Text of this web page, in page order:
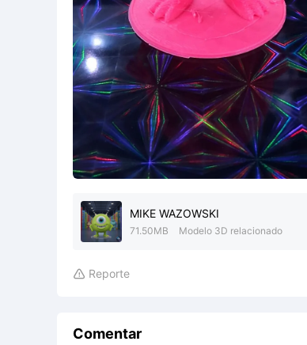
MIKE WAZOWSKI
71.50MB Modelo 3D relacionado
 Reporte
Comentar